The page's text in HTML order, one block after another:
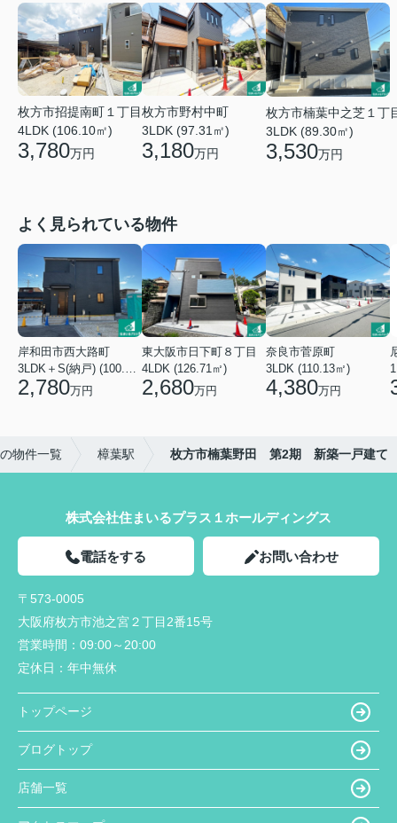
枚方市招提南町１丁目
4LDK (106.10㎡)
3,780万円
枚方市野村中町
3LDK (97.31㎡)
3,180万円
枚方市楠葉中之芝１丁
3LDK (89.30㎡)
3,530万円
よく見られている物件
岸和田市西大路町
2,780万円
東大阪市日下町８丁目
4LDK (126.71㎡)
2,680万円
奈良市菅原町
3LDK (110.13㎡)
4,380万円
物件一覧 樟葉駅 枚方市楠葉野田 第2期 新築一戸建て
株式会社住まいるプラス１ホールディングス
電話をする お問い合わせ
〒573-0005
大阪府枚方市池之宮２丁目2番15号
営業時間： 09:00～20:00
定休日： 年中無休
トップページ
ブログトップ
店舗一覧